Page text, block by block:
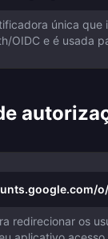
única que
OIDC e é usada
redirecionar os